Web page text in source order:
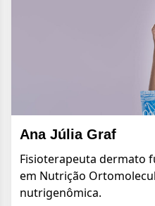
Ana Júlia Graf
Fisioterapeuta dermato
em Nutrição
nutrigenômica.